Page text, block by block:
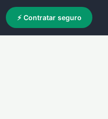
⚡ Contratar seguro